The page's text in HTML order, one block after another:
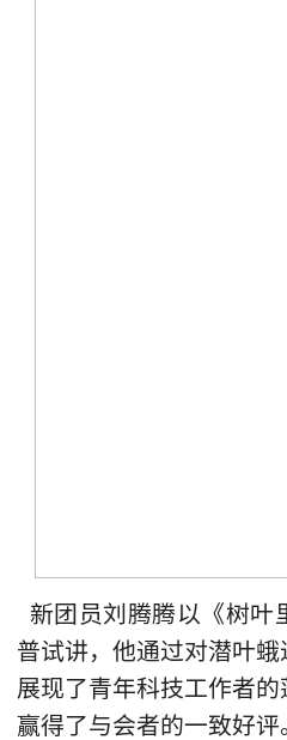
新团员刘腾腾以《树叶
普试讲，他通过对潜叶蛾
展现了青年科技工作者的
赢得了与会者的一致好评